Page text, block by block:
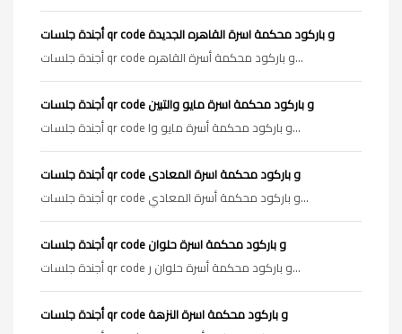
أجندة جلسات qr code و باركود محكمة اسرة القاهره الجديدة
أجندة جلسات qr code و باركود محكمة أسرة القاهره...
أجندة جلسات qr code و باركود محكمة اسرة مايو والتبين
أجندة جلسات qr code و باركود محكمة أسرة مايو وا...
أجندة جلسات qr code و باركود محكمة اسرة المعادى
أجندة جلسات qr code و باركود محكمة أسرة المعادي...
أجندة جلسات qr code و باركود محكمة اسرة حلوان
أجندة جلسات qr code و باركود محكمة أسرة حلوان ر...
أجندة جلسات qr code و باركود محكمة اسرة النزهة